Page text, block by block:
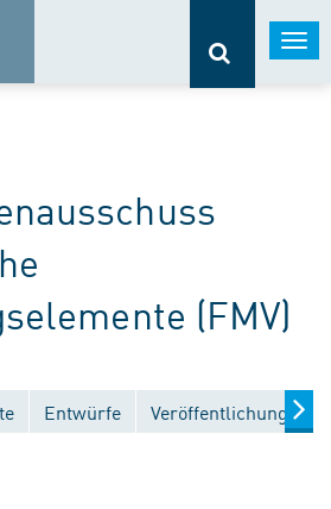
(FMV)
Entwürfe Veröffentlichungen